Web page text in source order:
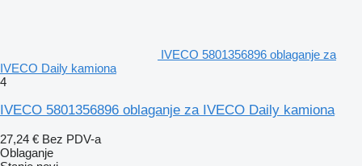
IVECO 5801356896 oblaganje za
IVECO Daily kamiona
4
IVECO 5801356896 oblaganje za IVECO Daily kamiona
27,24 € Bez PDV-a
Oblaganje